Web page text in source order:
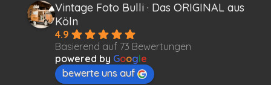
Vintage Foto Bulli · Das ORIGINAL aus
Köln
4.9
Basierend auf 73 Bewertungen
powered by Google
bewerte uns auf